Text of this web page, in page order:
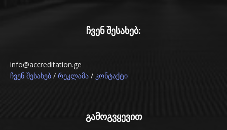
ჩვენ შესახებ:
info@accreditation.ge
ჩვენ შესახებ / რეკლამა / კონტაქტი
გამოგვყევით